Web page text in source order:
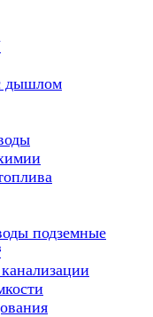
дышлом
подземные